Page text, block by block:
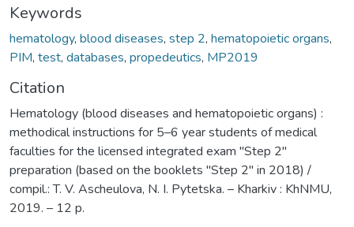
Keywords
hematology, blood diseases, step 2, hematopoietic organs,
PIM, test, databases, propedeutics, МР2019
Citation
Hematology (blood diseases and hematopoietic organs) :
methodical instructions for 5–6 year students of medical
faculties for the licensed integrated exam "Step 2"
preparation (based on the booklets "Step 2" in 2018) /
compil.: T. V. Ascheulova, N. I. Pytetska. – Kharkiv : KhNMU,
2019. – 12 p.